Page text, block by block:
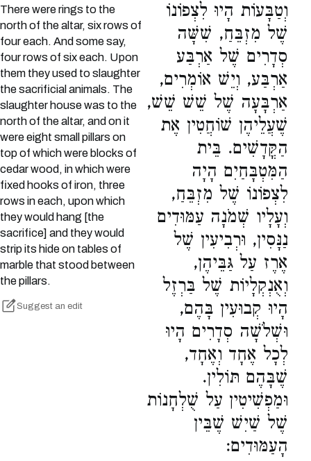
There were rings to the
north of the altar, six rows of
four each. And some say,
four rows of six each. Upon
them they used to slaughter
the sacrificial animals. The
slaughter house was to the
north of the altar, and on it
were eight small pillars on
top of which were blocks of
cedar wood, in which were
fixed hooks of iron, three
rows in each, upon which
they would hang [the
sacrifice] and they would
strip its hide on tables of
marble that stood between
the pillars.
Suggest an edit
וְטַבָּעוֹת הָיוּ לִצְפוֹנוֹ
שֶׁל מִזְבֵּחַ, שִׁשָּׁה
סְדָרִים שֶׁל אַרְבַּע
אַרְבַּע, וְיֵשׁ אוֹמְרִים,
אַרְבָּעָה שֶׁל שֵׁשׁ שֵׁשׁ,
שֶׁעֲלֵיהֶן שׁוֹחֲטִין אֶת
הַקֳּדָשִׁים. בֵּית
הַמִּטְבָּחַיִם הָיָה
לִצְפוֹנוֹ שֶׁל מִזְבֵּחַ,
וְעָלָיו שְׁמֹנָה עַמּוּדִים
נַנָּסִין, וּרְבִיעִין שֶׁל
אֶרֶז עַל גַּבֵּיהֶן,
וְאֻנְקְלָיוֹת שֶׁל בַּרְזֶל
הָיוּ קְבוּעִין בָּהֶם,
וּשְׁלֹשָׁה סְדָרִים הָיוּ
לְכָל אֶחָד וְאֶחָד,
שֶׁבָּהֶם תּוֹלִין.
וּמַפְשִׁיטִין עַל שֻׁלְחָנוֹת
שֶׁל שַׁיִשׁ שֶׁבֵּין
הָעַמּוּדִים: